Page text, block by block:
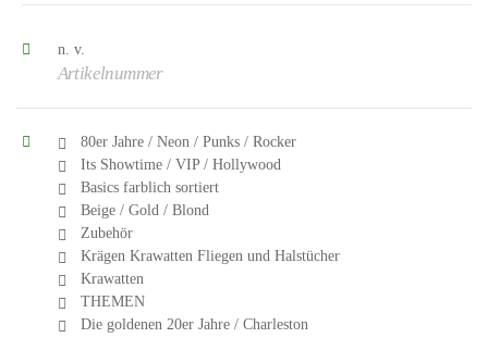
n. v.
Artikelnummer
80er Jahre / Neon / Punks / Rocker
Its Showtime / VIP / Hollywood
Basics farblich sortiert
Beige / Gold / Blond
Zubehör
Krägen Krawatten Fliegen und Halstücher
Krawatten
THEMEN
Die goldenen 20er Jahre / Charleston